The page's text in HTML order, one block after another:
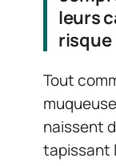
leurs
risque
Tout
naissent
tapissant